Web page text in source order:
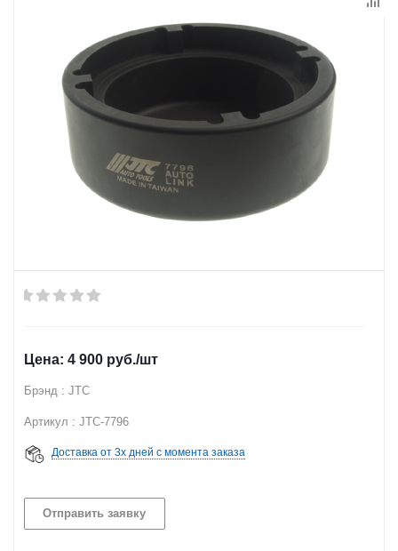
4 900 руб./шт
Брэнд : JTC
Артикул : JTC-7796
Доставка от 3х дней с момента заказа
Отправить заявку